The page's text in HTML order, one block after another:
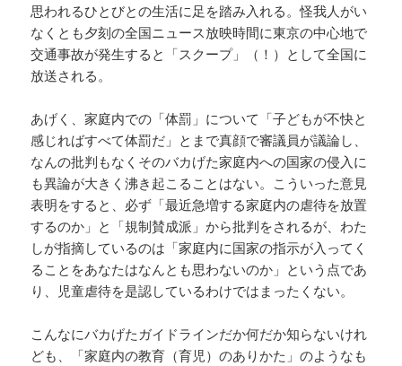
思われるひとびとの生活に足を踏み入れる。怪我人がい
なくとも夕刻の全国ニュース放映時間に東京の中心地で
交通事故が発生すると「スクープ」（！）として全国に
放送される。
あげく、家庭内での「体罰」について「子どもが不快と
感じればすべて体罰だ」とまで真顔で審議員が議論し、
なんの批判もなくそのバカげた家庭内への国家の侵入に
も異論が大きく沸き起こることはない。こういった意見
表明をすると、必ず「最近急増する家庭内の虐待を放置
するのか」と「規制賛成派」から批判をされるが、わた
しが指摘しているのは「家庭内に国家の指示が入ってく
ることをあなたはなんとも思わないのか」という点であ
り、児童虐待を是認しているわけではまったくない。
こんなにバカげたガイドラインだか何だか知らないけれ
ども、「家庭内の教育（育児）のありかた」のようなも